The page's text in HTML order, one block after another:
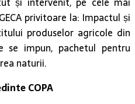
privitoare la: Impactul și
produselor agricole din
se impun, pachetul pentru
naturii.
COPA